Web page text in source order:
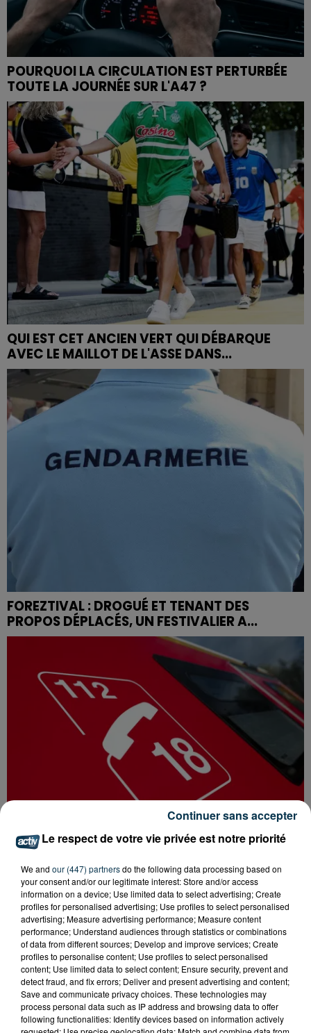
POURQUOI LA CIRCULATION EST PERTURBÉE
TOUTE LA JOURNÉE SUR L'A47 ?
QUI EST CET ANCIEN VERT QUI DÉBARQUE
AVEC LE MAILLOT DE L'ASSE DANS...
FOREZTIVAL : DROGUÉ ET TENANT DES
PROPOS DÉPLACÉS, UN FESTIVALIER A...
SAINT-ETIENNE : UN ENFANT DÉCÈDE APRÈS
UNE CHUTE DU 8E ÉTAGE
Le respect de votre vie privée est notre priorité
We and our (447) partnersdo the following data processing based on
your consent and/or our legitimate interest: Store and/or access
information on a device; Use limited data to select advertising; Create
profiles for personalised advertising; Use profiles to select personalised
advertising; Measure advertising performance; Measure content
performance; Understand audiences through statistics or combinations
of data from different sources; Develop and improve services; Create
profiles to personalise content; Use profiles to select personalised
content; Use limited data to select content; Ensure security, prevent and
detect fraud, and fix errors; Deliver and present advertising and content;
Save and communicate privacy choices. These technologies may
process personal data such as IP address and browsing data to offer
following functionalities: Identify devices based on information actively
Continuer sans accepter